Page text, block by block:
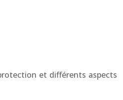
et différents aspects